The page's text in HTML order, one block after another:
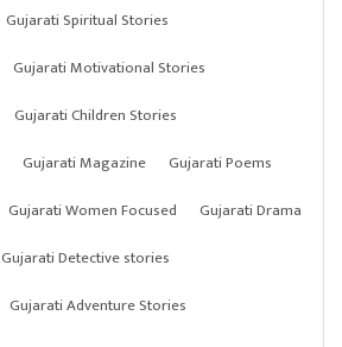
Gujarati Spiritual Stories
Gujarati Motivational Stories
Gujarati Children Stories
Gujarati Magazine
Gujarati Poems
Gujarati Women Focused
Gujarati Drama
Gujarati Detective stories
Gujarati Adventure Stories